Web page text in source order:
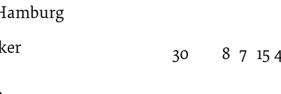
30
8 7 15